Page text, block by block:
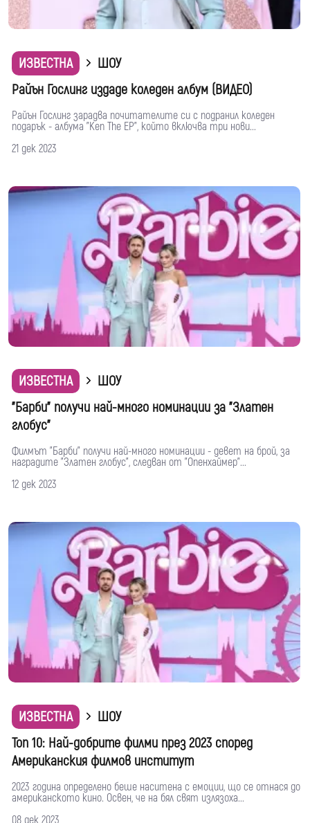
ИЗВЕСТНА
ШОУ
Райън Гослинг издаде коледен албум (ВИДЕО)
Райън Гослинг зарадва почитателите си с подранил коледен
подарък - албума "Ken The EP", който включва три нови...
21 дек 2023
ИЗВЕСТНА
ШОУ
"Барби" получи най-много номинации за "Златен
глобус"
Филмът "Барби" получи най-много номинации - девет на брой, за
наградите "Златен глобус", следван от "Опенхаймер"...
12 дек 2023
ИЗВЕСТНА
ШОУ
Топ 10: Най-добрите филми през 2023 според
Американския филмов институт
2023 година определено беше наситена с емоции, що се отнася до
американското кино. Освен, че на бял свят излязоха...